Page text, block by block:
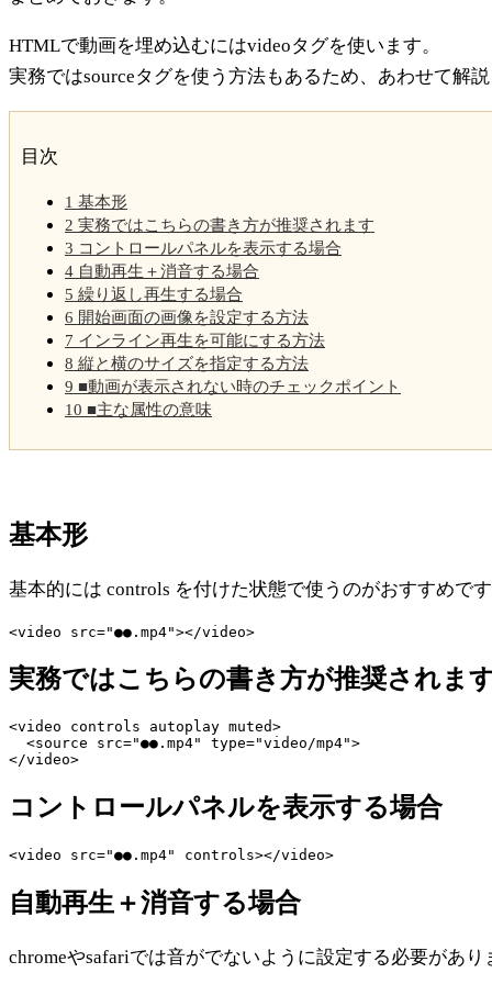
HTMLで動画を埋め込むにはvideoタグを使います。
実務ではsourceタグを使う方法もあるため、あわせて解説
目次
1 基本形
2 実務ではこちらの書き方が推奨されます
3 コントロールパネルを表示する場合
4 自動再生＋消音する場合
5 繰り返し再生する場合
6 開始画面の画像を設定する方法
7 インライン再生を可能にする方法
8 縦と横のサイズを指定する方法
9 ■動画が表示されない時のチェックポイント
10 ■主な属性の意味
基本形
基本的には controls を付けた状態で使うのがおすすめです
実務ではこちらの書き方が推奨されま
<video controls autoplay muted>
  <source src="●●.mp4" type="video/mp4">
コントロールパネルを表示する場合
自動再生＋消音する場合
chromeやsafariでは音がでないように設定する必要があり